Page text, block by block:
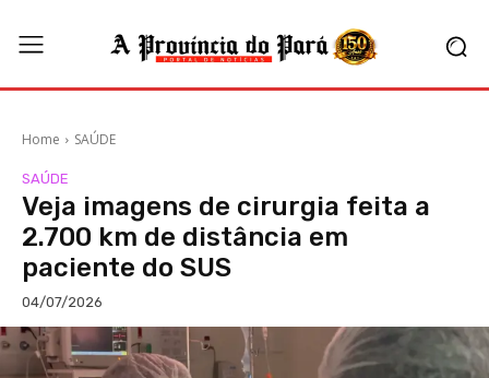
Home SAÚDE
SAÚDE
Veja imagens de cirurgia feita a
2.700 km de distância em
paciente do SUS
04/07/2026